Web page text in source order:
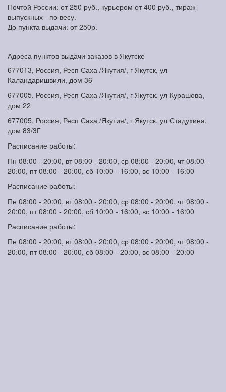
Почтой России: от 250 руб., курьером от 400 руб., тираж
выпускных - по весу.
До пункта выдачи: от 250р.
Адреса пунктов выдачи заказов в Якутске
677013, Россия, Респ Саха /Якутия/, г Якутск, ул
Каландаришвили, дом 36
677005, Россия, Респ Саха /Якутия/, г Якутск, ул Курашова,
дом 22
677005, Россия, Респ Саха /Якутия/, г Якутск, ул Стадухина,
дом 83/3Г
Расписание работы:
Пн 08:00 - 20:00, вт 08:00 - 20:00, ср 08:00 - 20:00, чт 08:00 -
20:00, пт 08:00 - 20:00, сб 10:00 - 16:00, вс 10:00 - 16:00
Расписание работы:
Пн 08:00 - 20:00, вт 08:00 - 20:00, ср 08:00 - 20:00, чт 08:00 -
20:00, пт 08:00 - 20:00, сб 10:00 - 16:00, вс 10:00 - 16:00
Расписание работы:
Пн 08:00 - 20:00, вт 08:00 - 20:00, ср 08:00 - 20:00, чт 08:00 -
20:00, пт 08:00 - 20:00, сб 08:00 - 20:00, вс 08:00 - 20:00